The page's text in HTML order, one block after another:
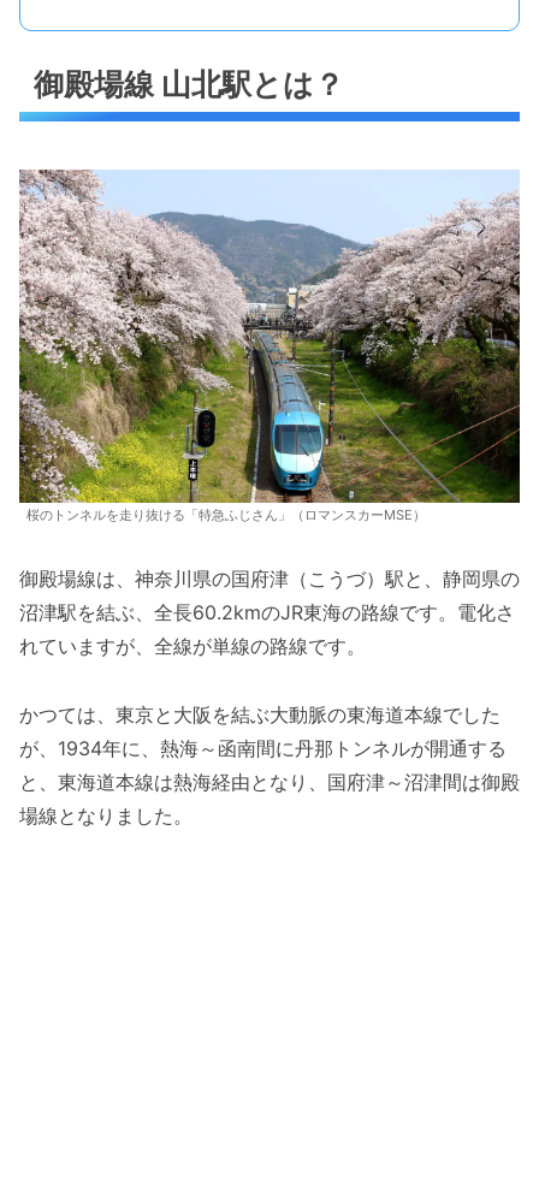
御殿場線 山北駅とは？
桜のトンネルを走り抜ける「特急ふじさん」（ロマンスカーMSE）
御殿場線は、神奈川県の国府津（こうづ）駅と、静岡県の
沼津駅を結ぶ、全長60.2kmのJR東海の路線です。電化さ
れていますが、全線が単線の路線です。
かつては、東京と大阪を結ぶ大動脈の東海道本線でした
が、1934年に、熱海～函南間に丹那トンネルが開通する
と、東海道本線は熱海経由となり、国府津～沼津間は御殿
場線となりました。